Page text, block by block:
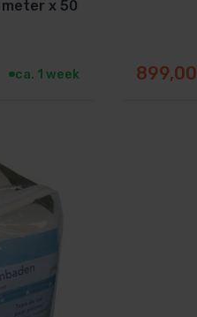
x 50
ca. 1 week 899,00